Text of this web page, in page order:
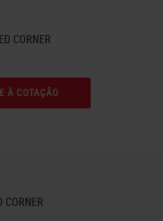
CORNER
À COTAÇÃO
CORNER